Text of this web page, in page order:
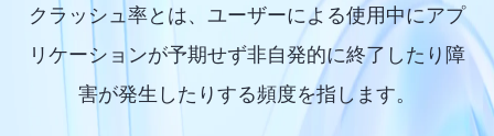
クラッシュ率とは、ユーザーによる使用中にアプ
リケーションが予期せず非自発的に終了したり障
害が発生したりする頻度を指します。